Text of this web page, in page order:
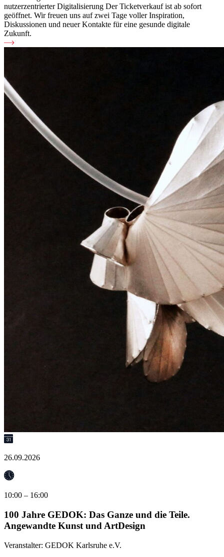
nutzerzentrierter Digitalisierung Der Ticketverkauf ist ab sofort
geöffnet. Wir freuen uns auf zwei Tage voller Inspiration,
Diskussionen und neuer Kontakte für eine gesunde digitale
Zukunft.
26.09.2026
10:00 – 16:00
100 Jahre GEDOK: Das Ganze und die Teile.
Angewandte Kunst und ArtDesign
Veranstalter: GEDOK Karlsruhe e.V.